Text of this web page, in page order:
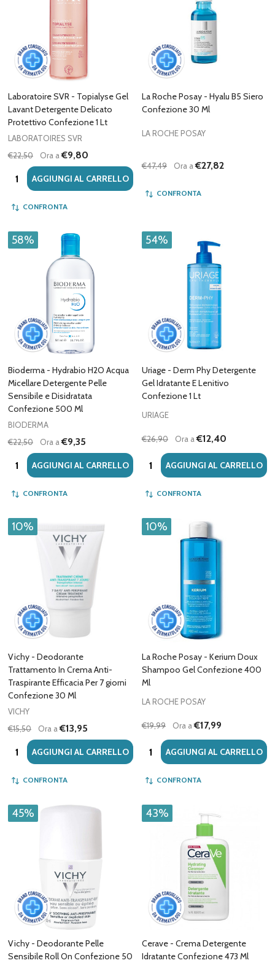
Laboratoire SVR - Topialyse Gel
Lavant Detergente Delicato
Protettivo Confezione 1 Lt
LABORATOIRES SVR
€22,50
Ora a€9,80
Quantità:AGGIUNGI AL CARRELLO
CONFRONTA
La Roche Posay - Hyalu B5 Siero
Confezione 30 Ml
LA ROCHE POSAY
€47,49 Ora a€27,82
CONFRONTA
58%
Bioderma - Hydrabio H2O Acqua
Micellare Detergente Pelle
Sensibile e Disidratata
Confezione 500 Ml
BIODERMA
€22,50
Ora a€9,35
Quantità:AGGIUNGI AL CARRELLO
CONFRONTA
54%
Uriage - Derm Phy Detergente
Gel Idratante E Lenitivo
Confezione 1 Lt
URIAGE
€26,90 Ora a€12,40
Quantità:AGGIUNGI AL CARRELLO
CONFRONTA
10%
Vichy - Deodorante
Trattamento In Crema Anti-
Traspirante Efficacia Per 7 giorni
Confezione 30 Ml
VICHY
€15,50
Ora a€13,95
Quantità:AGGIUNGI AL CARRELLO
CONFRONTA
10%
La Roche Posay - Kerium Doux
Shampoo Gel Confezione 400
Ml
LA ROCHE POSAY
€19,99 Ora a€17,99
Quantità:AGGIUNGI AL CARRELLO
CONFRONTA
45%
Vichy - Deodorante Pelle
Sensibile Roll On Confezione 50
43%
Cerave - Crema Detergente
Idratante Confezione 473 Ml